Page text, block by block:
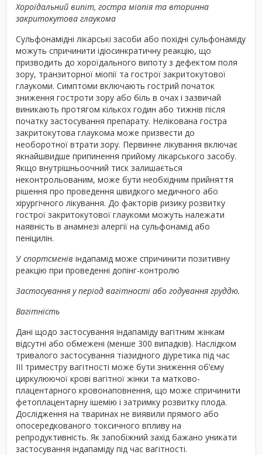
Хороїдальний випіт, гостра міопія та вторинна
закритокутова глаукома
Сульфонамідні лікарські засоби або похідні сульфонаміду
можуть спричинити ідіосинкратичну реакцію, що
призводить до хороїдального випоту з дефектом поля
зору, транзиторної міопії та гострої закритокутової
глаукоми. Симптоми включають гострий початок
зниження гостроти зору або біль в очах і зазвичай
виникають протягом кількох годин або тижнів після
початку застосування препарату. Нелікована гостра
закритокутова глаукома може призвести до
необоротної втрати зору. Первинне лікування включає
якнайшвидше припинення прийому лікарського засобу.
Якщо внутрішньоочний тиск залишається
неконтрольованим, може бути необхідним прийняття
рішення про проведення швидкого медичного або
хірургічного лікування. До факторів ризику розвитку
гострої закритокутової глаукоми можуть належати
наявність в анамнезі алергії на сульфонамід або
пеніцилін.
У спортсменів індапамід може спричинити позитивну
реакцію при проведенні допінг-контролю
Застосування у період вагітності або годування груддю.
Вагітність
Дані щодо застосування індапаміду вагітним жінкам
відсутні або обмежені (менше 300 випадків). Наслідком
тривалого застосування тіазидного діуретика під час
ІІІ триместру вагітності може бути зниження об’єму
циркулюючої крові вагітної жінки та матково-
плацентарного кровонаповнення, що може спричинити
фетоплацентарну ішемію і затримку розвитку плода.
Дослідження на тваринах не виявили прямого або
опосередкованого токсичного впливу на
репродуктивність. Як запобіжний захід бажано уникати
застосування індапаміду під час вагітності.